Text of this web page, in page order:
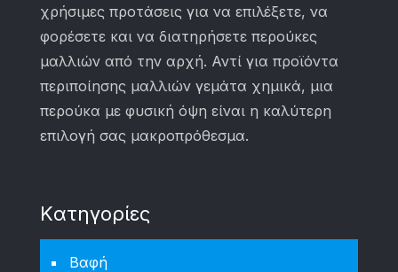
χρήσιμες προτάσεις για να επιλέξετε, να
φορέσετε και να διατηρήσετε περούκες
μαλλιών από την αρχή. Αντί για προϊόντα
περιποίησης μαλλιών γεμάτα χημικά, μια
περούκα με φυσική όψη είναι η καλύτερη
επιλογή σας μακροπρόθεσμα.
Kατηγορίες
Βαφή